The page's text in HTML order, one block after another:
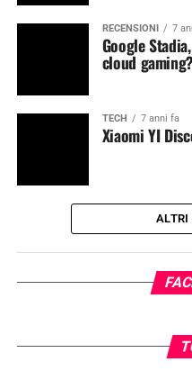
RECENSIONI 7
Google
cloud gaming?
TECH 7 anni fa
Xiaomi YI
ALTRI